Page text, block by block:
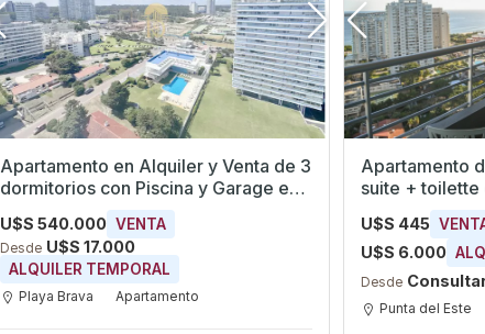
Apartamento en Alquiler y Venta de 3
dormitorios con Piscina y Garage en
Playa Brava, Maldonado
U$S 540.000 VENTA
Desde U$S 17.000
ALQUILER TEMPORAL
Playa Brava Apartamento
Apartamento
suite + toilette en
Punta del Este
U$S 445
U$S 6.000
Desde
Punta del Este